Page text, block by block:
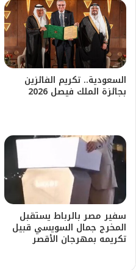
السعودية.. تكريم الفائزين
بجائزة الملك فيصل 2026
​سفير مصر بالرباط يستقبل
المخرج جمال السويسي قبيل
تكريمه بمهرجان الأقصر